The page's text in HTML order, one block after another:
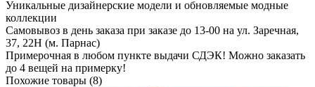
Уникальные дизайнерские модели и обновляемые модные
коллекции
Самовывоз в день заказа при заказе до 13-00 на ул. Заречная,
37, 22Н (м. Парнас)
Примерочная в любом пункте выдачи СДЭК! Можно заказать
до 4 вещей на примерку!
Похожие товары (8)